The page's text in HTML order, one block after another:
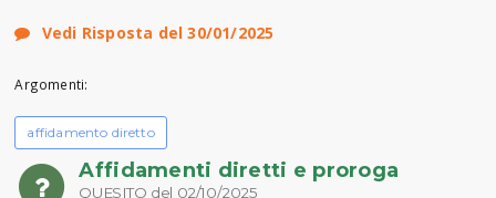
Vedi Risposta del 30/01/2025
Argomenti:
affidamento diretto
Affidamenti diretti e proroga
QUESITO del 02/10/2025